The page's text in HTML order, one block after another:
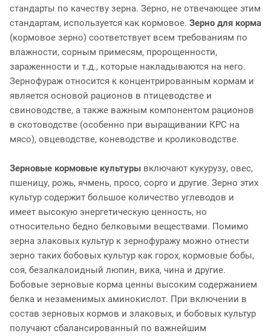
стандарты по качеству зерна. Зерно, не отвечающее этим
стандартам, используется как кормовое. Зерно для корма
(кормовое зерно) соответствует всем требованиям по
влажности, сорным примесям, пророщенности,
зараженности и т.д., которые накладываются на него.
Зернофураж относится к концентрированным кормам и
является основой рационов в птицеводстве и
свиноводстве, а также важным компонентом рационов
в скотоводстве (особенно при выращивании КРС на
мясо), овцеводстве, коневодстве и кролиководстве.
Зерновые кормовые культуры включают кукурузу, овес,
пшеницу, рожь, ячмень, просо, сорго и другие. Зерно этих
культур содержит большое количество углеводов и
имеет высокую энергетическую ценность, но
относительно бедно белковыми веществами. Помимо
зерна злаковых культур к зернофуражу можно отнести
зерно таких бобовых культур как горох, кормовые бобы,
соя, безалкалоидный люпин, вика, чина и другие.
Бобовые зерновые корма ценны высоким содержанием
белка и незаменимых аминокислот. При включении в
состав зерновых кормов и злаковых, и бобовых культур
получают сбалансированный по важнейшим